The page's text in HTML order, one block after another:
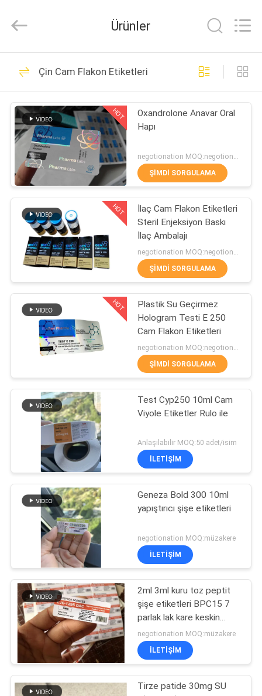
ÜRÜN:%
HAKKIMIZDA
FABRIKA
TURU
KALITE
KONTROL
BIZIMLE
ILETIŞIME
GEÇIN
HABERLER
VAKALAR
HARITASI
PRIVACY
POLICY
Reserved.
Cam Flakon
Etiketleri
335
Şişe etiketleri
256
10 mL Flakon
Etiketleri
139
Özel şişe etiketleri
111
10ml Flakon Kutuları
45
Ürünler
Çin Cam Flakon Etiketleri
HOT
Oxandrolone Anavar Oral
Hapı
negotionation MOQ:negotionation
ŞIMDI SORGULAMA
HOT
İlaç Cam Flakon Etiketleri
Steril Enjeksiyon Baskı
İlaç Ambalajı
ŞIMDI SORGULAMA
HOT
Plastik Su Geçirmez
Hologram Testi E 250
Cam Flakon Etiketleri
ŞIMDI SORGULAMA
Test Cyp250 10ml Cam
Viyole Etiketler Rulo ile
Anlaşılabilir MOQ:50 adet/isim
İLETIŞIM
Geneza Bold 300 10ml
yapıştırıcı şişe etiketleri
negotionation MOQ:müzakere
İLETIŞIM
2ml 3ml kuru toz peptit
şişe etiketleri BPC15 7
parlak lak kare keskin
herhangi bir şekil
negotionation MOQ:müzakere
İLETIŞIM
Tirze patide 30mg SU